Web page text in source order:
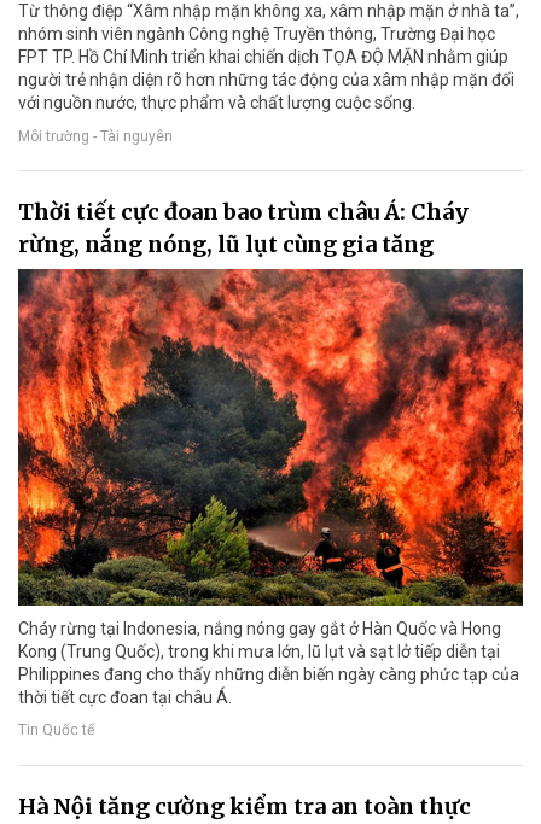
Từ thông điệp “Xâm nhập mặn không xa, xâm nhập mặn ở nhà ta”,
nhóm sinh viên ngành Công nghệ Truyền thông, Trường Đại học
FPT TP. Hồ Chí Minh triển khai chiến dịch TỌA ĐỘ MẶN nhằm giúp
người trẻ nhận diện rõ hơn những tác động của xâm nhập mặn đối
với nguồn nước, thực phẩm và chất lượng cuộc sống.
Môi trường - Tài nguyên
Thời tiết cực đoan bao trùm châu Á: Cháy
rừng, nắng nóng, lũ lụt cùng gia tăng
Cháy rừng tại Indonesia, nắng nóng gay gắt ở Hàn Quốc và Hong
Kong (Trung Quốc), trong khi mưa lớn, lũ lụt và sạt lở tiếp diễn tại
Philippines đang cho thấy những diễn biến ngày càng phức tạp của
thời tiết cực đoan tại châu Á.
Tin Quốc tế
Hà Nội tăng cường kiểm tra an toàn thực